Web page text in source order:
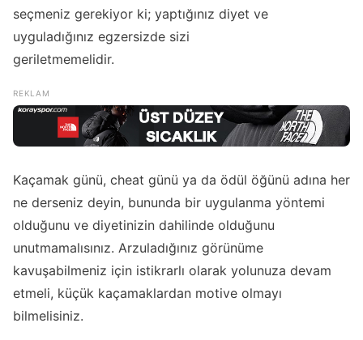
seçmeniz gerekiyor ki; yaptığınız diyet ve
uyguladığınız egzersizde sizi
geriletmemelidir.
Kaçamak günü, cheat günü ya da ödül öğünü adına her
ne derseniz deyin, bununda bir uygulanma yöntemi
olduğunu ve diyetinizin dahilinde olduğunu
unutmamalısınız. Arzuladığınız görünüme
kavuşabilmeniz için istikrarlı olarak yolunuza devam
etmeli, küçük kaçamaklardan motive olmayı
bilmelisiniz.